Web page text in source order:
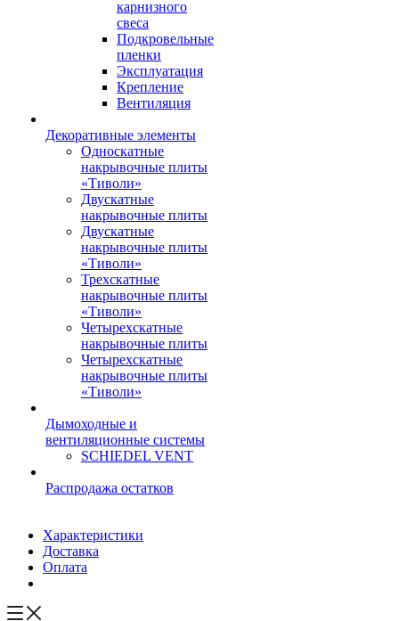
карнизного
свеса
Подкровельные
пленки
Эксплуатация
Крепление
Вентиляция
Декоративные элементы
Односкатные
накрывочные плиты
«Тиволи»
Двускатные
накрывочные плиты
Двускатные
накрывочные плиты
«Тиволи»
Трехскатные
накрывочные плиты
«Тиволи»
Четырехскатные
накрывочные плиты
Четырехскатные
накрывочные плиты
«Тиволи»
Дымоходные и
вентиляционные системы
SCHIEDEL VENT
Распродажа остатков
Характеристики
Доставка
Оплата